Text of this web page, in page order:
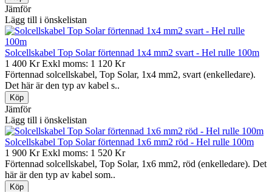
Jämför
Lägg till i önskelistan
Solcellskabel Top Solar förtennad 1x4 mm2 svart - Hel rulle 100m
1 400 KrExkl moms: 1 120 Kr
Förtennad solcellskabel, Top Solar, 1x4 mm2, svart (enkelledare).
Det här är den typ av kabel s..
Jämför
Lägg till i önskelistan
Solcellskabel Top Solar förtennad 1x6 mm2 röd - Hel rulle 100m
1 900 KrExkl moms: 1 520 Kr
Förtennad solcellskabel, Top Solar, 1x6 mm2, röd (enkelledare). Det
här är den typ av kabel som..